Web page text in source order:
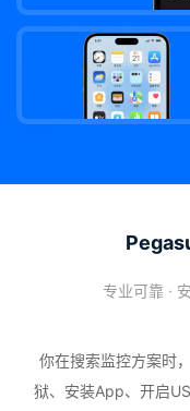
专业可靠 ·
你在搜索监控方案时
狱、安装App、开启